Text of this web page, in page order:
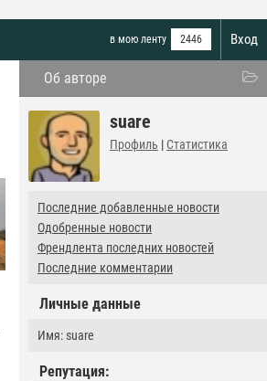
Вход
в мою ленту 2446
Об авторе
suare
Профиль | Статистика
Последние добавленные новости
Одобренные новости
Френдлента последних новостей
Последние комментарии
Личные данные
Имя: suare
Репутация: